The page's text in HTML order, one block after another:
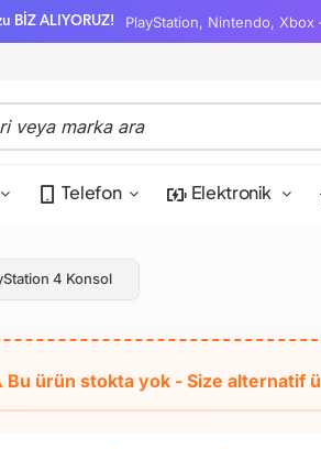
BİZ ALIYORUZ! PlayStation, Nintendo,
Telefon Elektronik
4 Konsol